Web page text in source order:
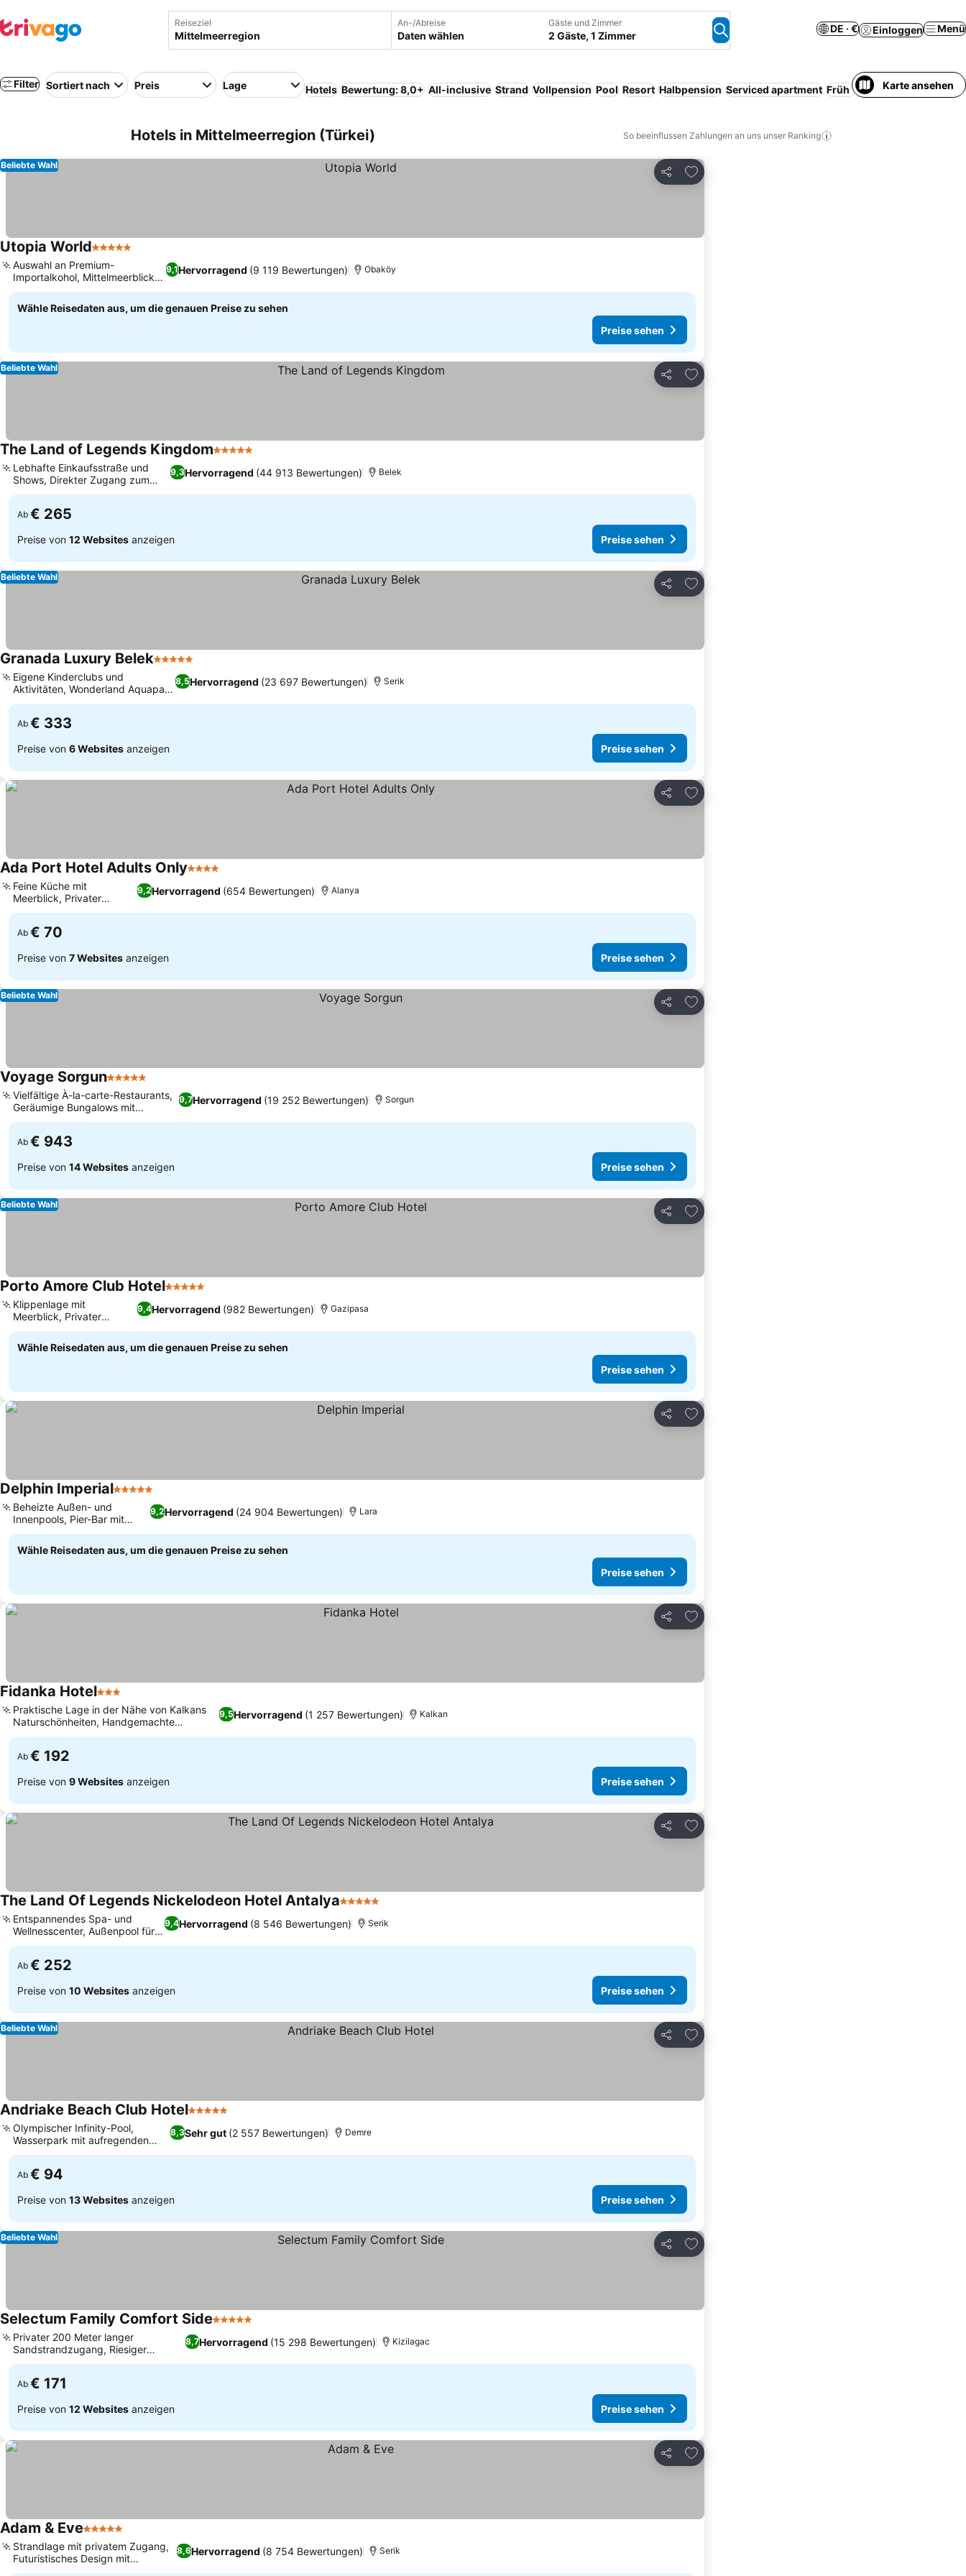
Reiseziel An-/Abreise
Daten wählen
Gäste und Zimmer
2 Gäste, 1 Zimmer
DE · € Einloggen Menü
Filter Sortiert nach Preis Lage Hotels Bewertung: 8,0+ All-inclusive Strand Vollpension Pool Resort Halbpension Serviced apartment Frühstück inbegriffen
Karte ansehen
Hotels in Mittelmeerregion (Türkei) So beeinflussen Zahlungen an uns unser Ranking
Teilen
Zu Favoriten hinzufügen
Beliebte Wahl
Utopia World5 Sterne
9,1Hervorragend (9 119 Bewertungen)
Auswahl an Premium-
Importalkohol, Mittelmeerblick
von der Klippe
Obaköy
Wähle Reisedaten aus, um die genauen Preise zu sehen
Preise sehen
Teilen
Zu Favoriten hinzufügen
Beliebte Wahl
The Land of Legends Kingdom5 Sterne
9,3Hervorragend (44 913 Bewertungen)
Lebhafte Einkaufsstraße und
Shows, Direkter Zugang zum
Themenpark
Belek
Ab € 265
Preise von 12 Websites anzeigen Preise sehen
Teilen
Zu Favoriten hinzufügen
Beliebte Wahl
Granada Luxury Belek5 Sterne
8,5Hervorragend (23 697 Bewertungen)
Eigene Kinderclubs und
Aktivitäten, Wonderland Aquapark
und Freizeitpark
Serik
Ab € 333
Preise von 6 Websites anzeigen Preise sehen
Teilen
Zu Favoriten hinzufügen
Ada Port Hotel Adults Only4 Sterne
9,2Hervorragend (654 Bewertungen)
Feine Küche mit
Meerblick, Privater
Strandzugang
Alanya
Ab € 70
Preise von 7 Websites anzeigen Preise sehen
Teilen
Zu Favoriten hinzufügen
Beliebte Wahl
Voyage Sorgun5 Sterne
9,7Hervorragend (19 252 Bewertungen)
Vielfältige À-la-carte-Restaurants,
Geräumige Bungalows mit
privatem Balkon
Sorgun
Ab € 943
Preise von 14 Websites anzeigen Preise sehen
Teilen
Zu Favoriten hinzufügen
Beliebte Wahl
Porto Amore Club Hotel5 Sterne
9,4Hervorragend (982 Bewertungen)
Klippenlage mit
Meerblick, Privater
Strandzugang
Gazipasa
Wähle Reisedaten aus, um die genauen Preise zu sehen
Preise sehen
Teilen
Zu Favoriten hinzufügen
Delphin Imperial5 Sterne
9,2Hervorragend (24 904 Bewertungen)
Beheizte Außen- und
Innenpools, Pier-Bar mit
Sonnenliegen
Lara
Wähle Reisedaten aus, um die genauen Preise zu sehen
Preise sehen
Teilen
Zu Favoriten hinzufügen
Fidanka Hotel3 Sterne
9,5Hervorragend (1 257 Bewertungen)
Praktische Lage in der Nähe von Kalkans
Naturschönheiten, Handgemachte
Cocktails mit frischen Zutaten
Kalkan
Ab € 192
Preise von 9 Websites anzeigen Preise sehen
Teilen
Zu Favoriten hinzufügen
The Land Of Legends Nickelodeon Hotel Antalya5 Sterne
9,4Hervorragend (8 546 Bewertungen)
Entspannendes Spa- und
Wellnesscenter, Außenpool für
jedes Alter
Serik
Ab € 252
Preise von 10 Websites anzeigen Preise sehen
Teilen
Zu Favoriten hinzufügen
Beliebte Wahl
Andriake Beach Club Hotel5 Sterne
8,3Sehr gut (2 557 Bewertungen)
Olympischer Infinity-Pool,
Wasserpark mit aufregenden
Rutschen
Demre
Ab € 94
Preise von 13 Websites anzeigen Preise sehen
Teilen
Zu Favoriten hinzufügen
Beliebte Wahl
Selectum Family Comfort Side5 Sterne
8,7Hervorragend (15 298 Bewertungen)
Privater 200 Meter langer
Sandstrandzugang, Riesiger
Wasserpark für jedes Alter
Kizilagac
Ab € 171
Preise von 12 Websites anzeigen Preise sehen
Teilen
Zu Favoriten hinzufügen
Adam & Eve5 Sterne
8,6Hervorragend (8 754 Bewertungen)
Strandlage mit privatem Zugang,
Futuristisches Design mit
Spiegelwänden
Serik